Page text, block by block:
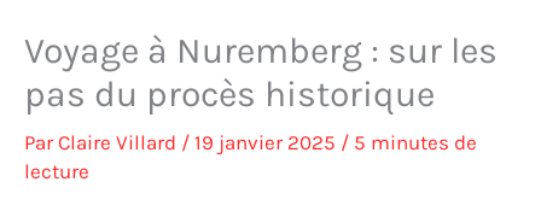
Voyage à Nuremberg : sur les
pas du procès historique
ParClaire Villard / 19 janvier 2025 / 5 minutes de
lecture